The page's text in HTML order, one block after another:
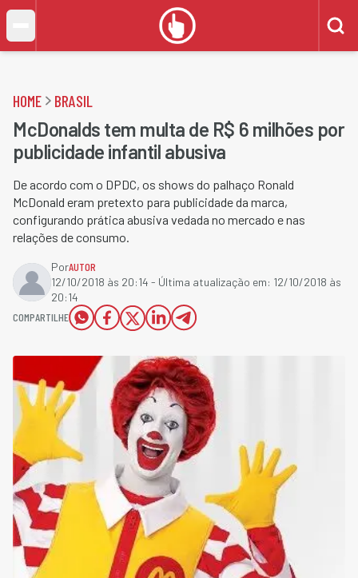
HOME BRASIL
McDonalds tem multa de R$ 6 milhões por
publicidade infantil abusiva
De acordo com o DPDC, os shows do palhaço Ronald
McDonald eram pretexto para publicidade da marca,
configurando prática abusiva vedada no mercado e nas
relações de consumo.
PorAUTOR
12/10/2018 às 20:14 - Última atualização em: 12/10/2018 às
20:14
COMPARTILHE